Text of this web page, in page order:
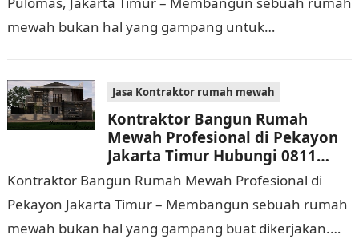
mewah bukan hal yang gampang untuk
Jasa Kontraktor rumah mewah
Kontraktor Bangun Rumah
Mewah Profesional di Pekayon
Jakarta Timur Hubungi 0811
9933 588
Kontraktor Bangun Rumah Mewah Profesional di
Pekayon Jakarta Timur – Membangun sebuah rumah
mewah bukan hal yang gampang buat dikerjakan.